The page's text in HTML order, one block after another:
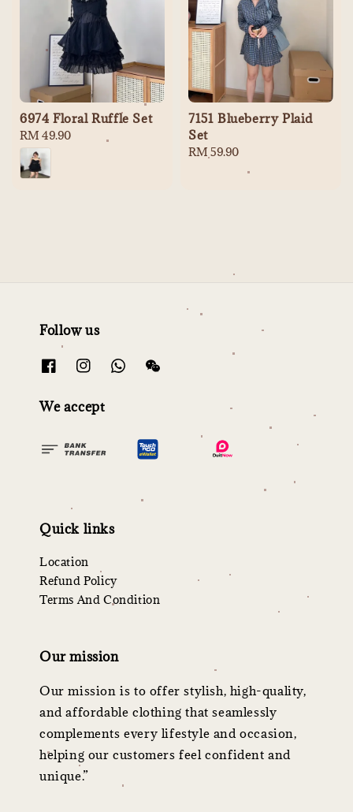
6974 Floral Ruffle Set
Regular
price
RM 49.90
7151 Blueberry Plaid
Set
Regular
RM 59.90
Follow us
We accept
Quick links
Location
Refund Policy
Terms And Condition
Our mission
Our mission is to offer stylish, high-quality,
and affordable clothing that seamlessly
complements every lifestyle and occasion,
helping our customers feel confident and
unique.”